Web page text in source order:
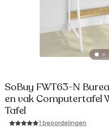
SoBuy FWT63-N
en vak Computertafel
Tafel
1 beoordelingen